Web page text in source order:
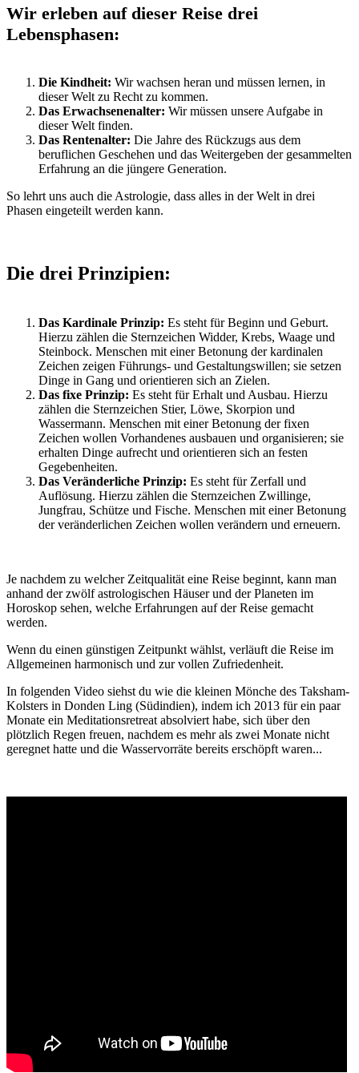
Wir erleben auf dieser Reise drei
Lebensphasen:
Die Kindheit: Wir wachsen heran und müssen lernen, in
dieser Welt zu Recht zu kommen.
Das Erwachsenenalter: Wir müssen unsere Aufgabe in
dieser Welt finden.
Das Rentenalter: Die Jahre des Rückzugs aus dem
beruflichen Geschehen und das Weitergeben der gesammelten
Erfahrung an die jüngere Generation.
So lehrt uns auch die Astrologie, dass alles in der Welt in drei
Phasen eingeteilt werden kann.
Die drei Prinzipien:
Das Kardinale Prinzip: Es steht für Beginn und Geburt.
Hierzu zählen die Sternzeichen Widder, Krebs, Waage und
Steinbock. Menschen mit einer Betonung der kardinalen
Zeichen zeigen Führungs- und Gestaltungswillen; sie setzen
Dinge in Gang und orientieren sich an Zielen.
Das fixe Prinzip: Es steht für Erhalt und Ausbau. Hierzu
zählen die Sternzeichen Stier, Löwe, Skorpion und
Wassermann. Menschen mit einer Betonung der fixen
Zeichen wollen Vorhandenes ausbauen und organisieren; sie
erhalten Dinge aufrecht und orientieren sich an festen
Gegebenheiten.
Das Veränderliche Prinzip: Es steht für Zerfall und
Auflösung. Hierzu zählen die Sternzeichen Zwillinge,
Jungfrau, Schütze und Fische. Menschen mit einer Betonung
der veränderlichen Zeichen wollen verändern und erneuern.
Je nachdem zu welcher Zeitqualität eine Reise beginnt, kann man
anhand der zwölf astrologischen Häuser und der Planeten im
Horoskop sehen, welche Erfahrungen auf der Reise gemacht
werden.
Wenn du einen günstigen Zeitpunkt wählst, verläuft die Reise im
Allgemeinen harmonisch und zur vollen Zufriedenheit.
In folgenden Video siehst du wie die kleinen Mönche des Taksham-
Kolsters in Donden Ling (Südindien), indem ich 2013 für ein paar
Monate ein Meditationsretreat absolviert habe, sich über den
plötzlich Regen freuen, nachdem es mehr als zwei Monate nicht
geregnet hatte und die Wasservorräte bereits erschöpft waren...